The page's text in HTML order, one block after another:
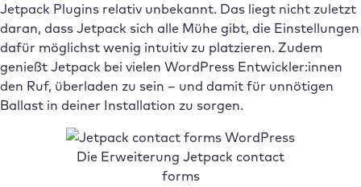
Jetpack Plugins relativ unbekannt. Das liegt nicht zuletzt
daran, dass Jetpack sich alle Mühe gibt, die Einstellungen
dafür möglichst wenig intuitiv zu platzieren. Zudem
genießt Jetpack bei vielen WordPress Entwickler:innen
den Ruf, überladen zu sein – und damit für unnötigen
Ballast in deiner Installation zu sorgen.
Die Erweiterung Jetpack contact
forms